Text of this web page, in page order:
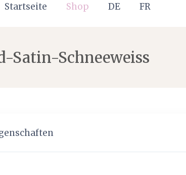
Startseite Shop DE FR
Satin-Schneeweiss